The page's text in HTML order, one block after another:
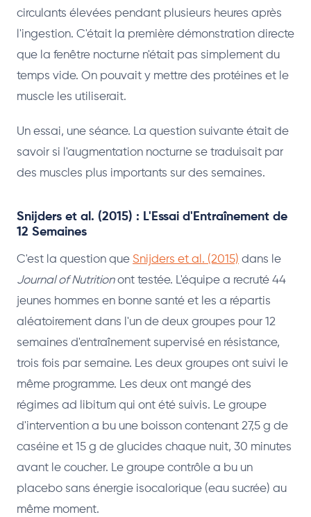
circulants élevées pendant plusieurs heures après
l'ingestion. C'était la première démonstration directe
que la fenêtre nocturne n'était pas simplement du
temps vide. On pouvait y mettre des protéines et le
muscle les utiliserait.
Un essai, une séance. La question suivante était de
savoir si l'augmentation nocturne se traduisait par
des muscles plus importants sur des semaines.
Snijders et al. (2015) : L'Essai d'Entraînement de
12 Semaines
C'est la question que Snijders et al. (2015) dans le
Journal of Nutritionont testée. L'équipe a recruté 44
jeunes hommes en bonne santé et les a répartis
aléatoirement dans l'un de deux groupes pour 12
semaines d'entraînement supervisé en résistance,
trois fois par semaine. Les deux groupes ont suivi le
même programme. Les deux ont mangé des
régimes ad libitum qui ont été suivis. Le groupe
d'intervention a bu une boisson contenant 27,5 g de
caséine et 15 g de glucides chaque nuit, 30 minutes
avant le coucher. Le groupe contrôle a bu un
placebo sans énergie isocalorique (eau sucrée) au
même moment.